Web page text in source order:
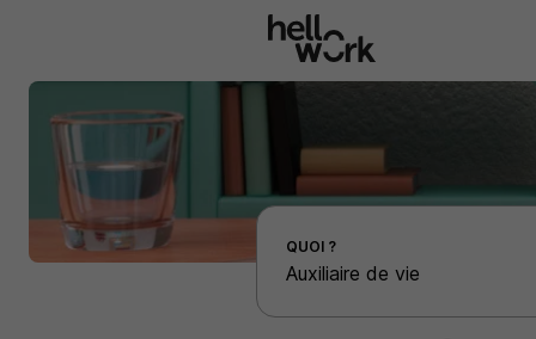
Effectuer une recherche d'emploi par localité
QUOI ?